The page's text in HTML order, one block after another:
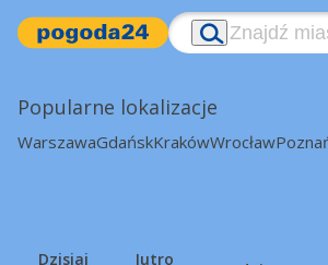
Popularne lokalizacje
WarszawaGdańskKrakówWrocław
Dzisiaj
Jutro